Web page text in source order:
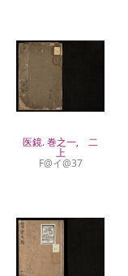
医鏡. 巻之一, 二
上
F@イ@37